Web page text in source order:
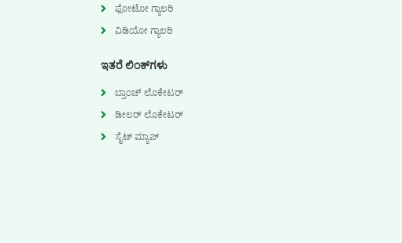
ಫೋಟೋ ಗ್ಯಾಲರಿ
ವಿಡಿಯೋ ಗ್ಯಾಲರಿ
ಇತರೆ ಲಿಂಕ್‌ಗಳು
ಬ್ರಾಂಚ್ ಲೊಕೇಟರ್
ಡೀಲರ್ ಲೊಕೇಟರ್
ಸೈಟ್ ಮ್ಯಾಪ್